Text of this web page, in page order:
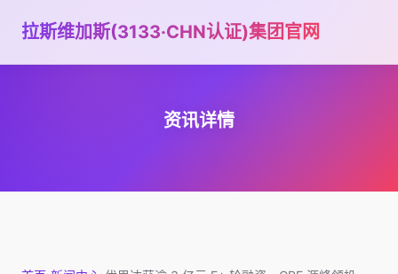
拉斯维加斯(3133·CHN认证)集团官网
资讯详情